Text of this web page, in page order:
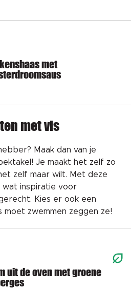
met
met vis
Maak dan van je
Je maakt het zelf zo
zelf maar wilt. Met deze
wat inspiratie voor
Kies er ook een
moet zwemmen zeggen ze!
uit de oven met groene